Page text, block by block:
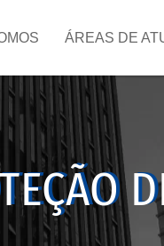
ÁREAS DE